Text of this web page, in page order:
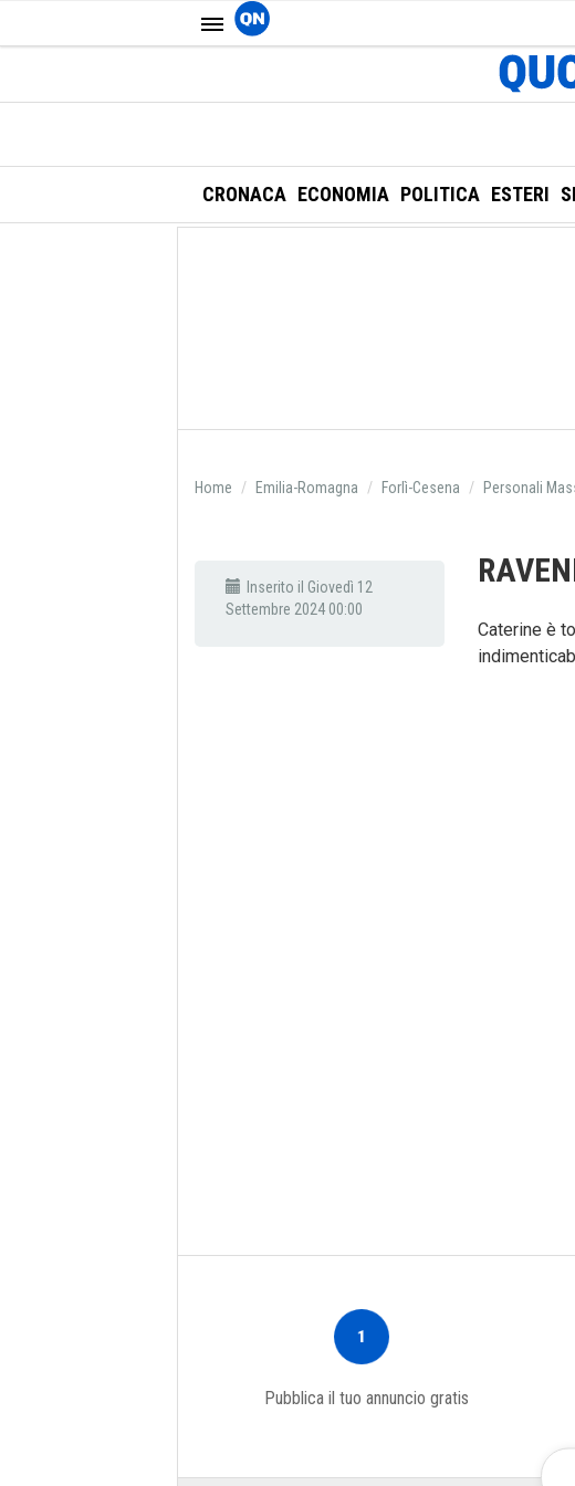
CRONACA ECONOMIA POLITICA ESTERI
Home Emilia-Romagna Forlì-Cesena Personali
Inserito il Giovedì 12
Settembre 2024 00:00
Caterine è
1
Pubblica il tuo annuncio gratis